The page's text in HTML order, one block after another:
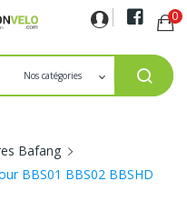
0
Bafang
BBS01 BBS02 BBSHD